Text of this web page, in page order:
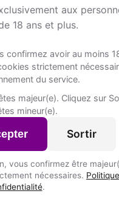
aux
18 ans et plus.
confirmez avoir au moins
strictement
du service.
majeur(e). Cliquez sur
mineur(e).
Sortir
vous confirmez être
nécessaires.
.
Gradi, 23
Bélier • Designer